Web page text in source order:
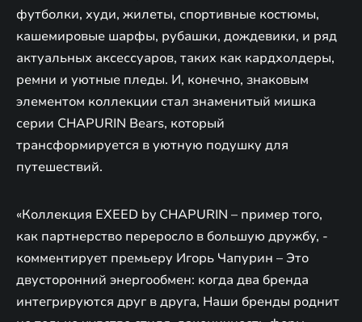
футболки, худи, жилеты, спортивные костюмы,
кашемировые шарфы, рубашки, дождевики, и ряд
актуальных аксессуаров, таких как кардхолдеры,
ремни и уютные пледы. И, конечно, знаковым
элементом коллекции стал знаменитый мишка
серии CHAPURIN Bears, который
трансформируется в уютную подушку для
путешествий.
«Коллекция EXEED by CHAPURIN – пример того,
как партнерство переросло в большую дружбу, -
комментирует премьеру Игорь Чапурин – Это
двусторонний энергообмен: когда два бренда
интегрируются друг в друга, Наши бренды роднит